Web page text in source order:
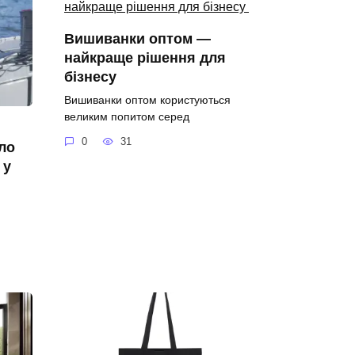
у
Вишиванки оптом —
найкраще рішення для
бізнесу
Вишиванки оптом користуються
великим попитом серед
0 31